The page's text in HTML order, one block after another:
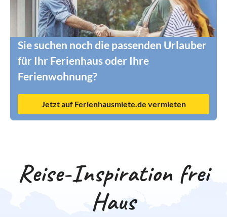
Sie suchen noch die passenden Urlauber
für Ihr Ferienhaus oder Ihre
Ferienwohnung?
Jetzt auf Ferienhausmiete.de vermieten
Reise-Inspiration frei
Haus